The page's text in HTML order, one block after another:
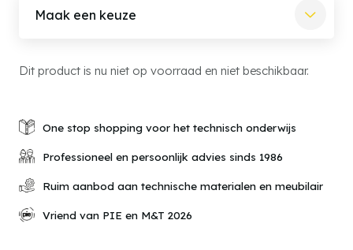
Dit product is nu niet op voorraad en niet beschikbaar.
One stop shopping voor het technisch onderwijs
Professioneel en persoonlijk advies sinds 1986
Ruim aanbod aan technische materialen en meubilair
Vriend van PIE en M&T 2026